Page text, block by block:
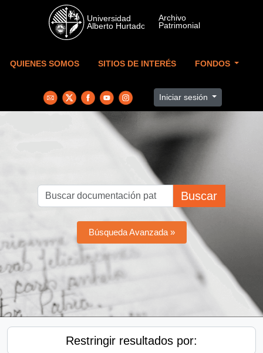
Skip to main content
QUIENES SOMOS SITIOS DE INTERÉS FONDOS
Iniciar sesión
Buscar
Búsqueda Avanzada »
Restringir resultados por: